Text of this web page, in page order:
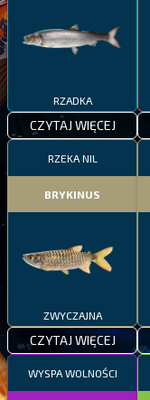
RZADKA
CZYTAJ WIĘCEJ
RZEKA NIL
BRYKINUS
ZWYCZAJNA
CZYTAJ WIĘCEJ
WYSPA WOLNOŚCI